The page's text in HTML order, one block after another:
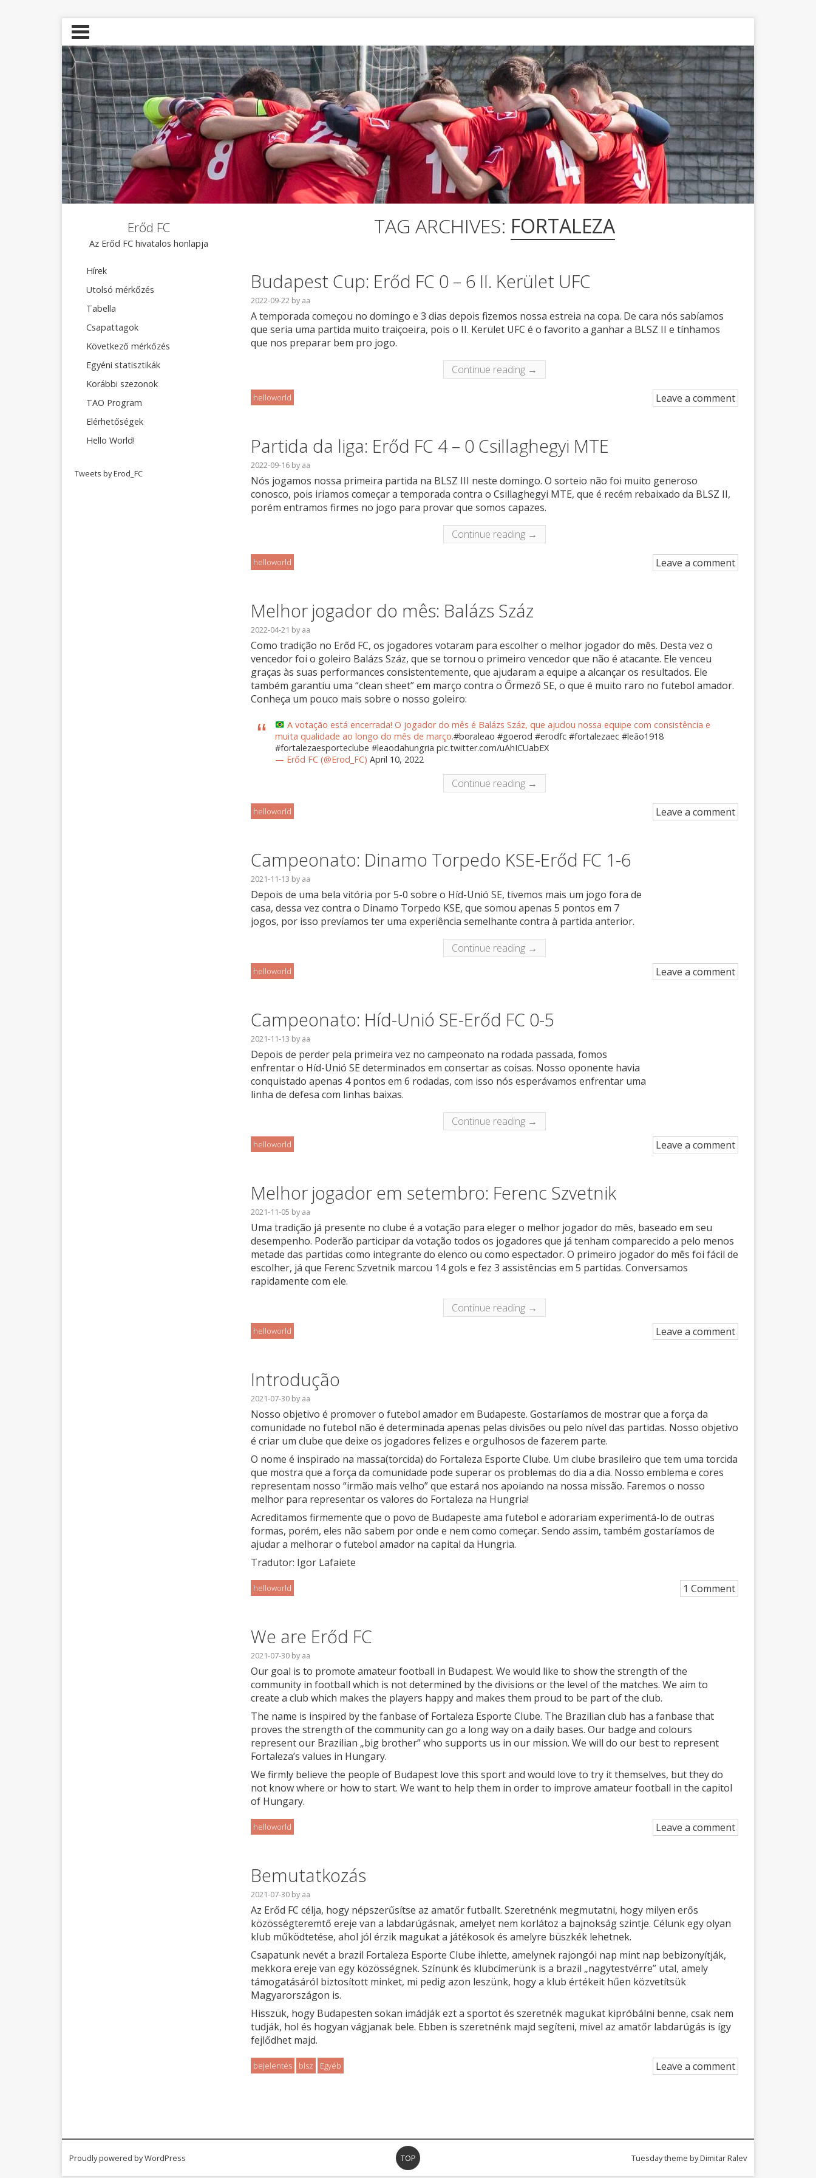
Erőd FC
Az Erőd FC hivatalos honlapja
Hírek
Utolsó mérkőzés
Tabella
Csapattagok
Következő mérkőzés
Egyéni statisztikák
Korábbi szezonok
TAO Program
Elérhetőségek
Hello World!
Tweets by Erod_FC
TAG ARCHIVES: FORTALEZA
Budapest Cup: Erőd FC 0 – 6 II. Kerület UFC
2022-09-22byaa
A temporada começou no domingo e 3 dias depois fizemos nossa estreia na copa. De cara nós sabíamos
que seria uma partida muito traiçoeira, pois o II. Kerület UFC é o favorito a ganhar a BLSZ II e tínhamos
que nos preparar bem pro jogo.
Continue reading →
helloworld Leave a comment
Partida da liga: Erőd FC 4 – 0 Csillaghegyi MTE
2022-09-16byaa
Nós jogamos nossa primeira partida na BLSZ III neste domingo. O sorteio não foi muito generoso
conosco, pois iriamos começar a temporada contra o Csillaghegyi MTE, que é recém rebaixado da BLSZ II,
porém entramos firmes no jogo para provar que somos capazes.
Continue reading →
helloworld Leave a comment
Melhor jogador do mês: Balázs Száz
2022-04-21 byaa
Como tradição no Erőd FC, os jogadores votaram para escolher o melhor jogador do mês. Desta vez o
vencedor foi o goleiro Balázs Száz, que se tornou o primeiro vencedor que não é atacante. Ele venceu
graças às suas performances consistentemente, que ajudaram a equipe a alcançar os resultados. Ele
também garantiu uma “clean sheet” em março contra o Őrmező SE, o que é muito raro no futebol amador.
Conheça um pouco mais sobre o nosso goleiro:
A votação está encerrada! O jogador do mês é Balázs Száz, que ajudou nossa equipe com consistência e
muita qualidade ao longo do mês de março.#boraleao #goerod #erodfc #fortalezaec #leão1918
#fortalezaesporteclube #leaodahungria pic.twitter.com/uAhICUabEX
— Erőd FC (@Erod_FC) April 10, 2022
Continue reading →
helloworld Leave a comment
Campeonato: Dinamo Torpedo KSE-Erőd FC 1-6
2021-11-13 byaa
Depois de uma bela vitória por 5-0 sobre o Híd-Unió SE, tivemos mais um jogo fora de
casa, dessa vez contra o Dinamo Torpedo KSE, que somou apenas 5 pontos em 7
jogos, por isso prevíamos ter uma experiência semelhante contra à partida anterior.
Continue reading →
helloworld Leave a comment
Campeonato: Híd-Unió SE-Erőd FC 0-5
2021-11-13 byaa
Depois de perder pela primeira vez no campeonato na rodada passada, fomos
enfrentar o Híd-Unió SE determinados em consertar as coisas. Nosso oponente havia
conquistado apenas 4 pontos em 6 rodadas, com isso nós esperávamos enfrentar uma
linha de defesa com linhas baixas.
Continue reading →
helloworld Leave a comment
Melhor jogador em setembro: Ferenc Szvetnik
2021-11-05 byaa
Uma tradição já presente no clube é a votação para eleger o melhor jogador do mês, baseado em seu
desempenho. Poderão participar da votação todos os jogadores que já tenham comparecido a pelo menos
metade das partidas como integrante do elenco ou como espectador. O primeiro jogador do mês foi fácil de
escolher, já que Ferenc Szvetnik marcou 14 gols e fez 3 assistências em 5 partidas. Conversamos
rapidamente com ele.
Continue reading →
helloworld Leave a comment
Introdução
2021-07-30byaa
Nosso objetivo é promover o futebol amador em Budapeste. Gostaríamos de mostrar que a força da
comunidade no futebol não é determinada apenas pelas divisões ou pelo nível das partidas. Nosso objetivo
é criar um clube que deixe os jogadores felizes e orgulhosos de fazerem parte.
O nome é inspirado na massa(torcida) do Fortaleza Esporte Clube. Um clube brasileiro que tem uma torcida
que mostra que a força da comunidade pode superar os problemas do dia a dia. Nosso emblema e cores
representam nosso “irmão mais velho” que estará nos apoiando na nossa missão. Faremos o nosso
melhor para representar os valores do Fortaleza na Hungria!
Acreditamos firmemente que o povo de Budapeste ama futebol e adorariam experimentá-lo de outras
formas, porém, eles não sabem por onde e nem como começar. Sendo assim, também gostaríamos de
ajudar a melhorar o futebol amador na capital da Hungria.
Tradutor: Igor Lafaiete
helloworld 1 Comment
We are Erőd FC
2021-07-30byaa
Our goal is to promote amateur football in Budapest. We would like to show the strength of the
community in football which is not determined by the divisions or the level of the matches. We aim to
create a club which makes the players happy and makes them proud to be part of the club.
The name is inspired by the fanbase of Fortaleza Esporte Clube. The Brazilian club has a fanbase that
proves the strength of the community can go a long way on a daily bases. Our badge and colours
represent our Brazilian „big brother” who supports us in our mission. We will do our best to represent
Fortaleza’s values in Hungary.
We firmly believe the people of Budapest love this sport and would love to try it themselves, but they do
not know where or how to start. We want to help them in order to improve amateur football in the capitol
of Hungary.
helloworld Leave a comment
Bemutatkozás
2021-07-30byaa
Az Erőd FC célja, hogy népszerűsítse az amatőr futballt. Szeretnénk megmutatni, hogy milyen erős
közösségteremtő ereje van a labdarúgásnak, amelyet nem korlátoz a bajnokság szintje. Célunk egy olyan
klub működtetése, ahol jól érzik magukat a játékosok és amelyre büszkék lehetnek.
Csapatunk nevét a brazil Fortaleza Esporte Clube ihlette, amelynek rajongói nap mint nap bebizonyítják,
mekkora ereje van egy közösségnek. Színünk és klubcímerünk is a brazil „nagytestvérre” utal, amely
támogatásáról biztosított minket, mi pedig azon leszünk, hogy a klub értékeit hűen közvetítsük
Magyarországon is.
Hisszük, hogy Budapesten sokan imádják ezt a sportot és szeretnék magukat kipróbálni benne, csak nem
tudják, hol és hogyan vágjanak bele. Ebben is szeretnénk majd segíteni, mivel az amatőr labdarúgás is így
fejlődhet majd.
bejelentés blsz Egyéb Leave a comment
TOP
Proudly powered by WordPress Tuesday theme byDimitar Ralev